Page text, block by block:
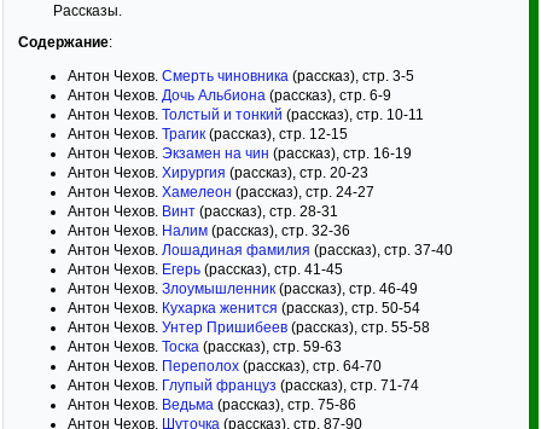
Рассказы.
Содержание:
Антон Чехов. Смерть чиновника (рассказ), стр. 3-5
Антон Чехов. Дочь Альбиона (рассказ), стр. 6-9
Антон Чехов. Толстый и тонкий (рассказ), стр. 10-11
Антон Чехов. Трагик (рассказ), стр. 12-15
Антон Чехов. Экзамен на чин (рассказ), стр. 16-19
Антон Чехов. Хирургия (рассказ), стр. 20-23
Антон Чехов. Хамелеон (рассказ), стр. 24-27
Антон Чехов. Винт (рассказ), стр. 28-31
Антон Чехов. Налим (рассказ), стр. 32-36
Антон Чехов. Лошадиная фамилия (рассказ), стр. 37-40
Антон Чехов. Егерь (рассказ), стр. 41-45
Антон Чехов. Злоумышленник (рассказ), стр. 46-49
Антон Чехов. Кухарка женится (рассказ), стр. 50-54
Антон Чехов. Унтер Пришибеев (рассказ), стр. 55-58
Антон Чехов. Тоска (рассказ), стр. 59-63
Антон Чехов. Переполох (рассказ), стр. 64-70
Антон Чехов. Глупый француз (рассказ), стр. 71-74
Антон Чехов. Ведьма (рассказ), стр. 75-86
Антон Чехов. Шуточка (рассказ), стр. 87-90